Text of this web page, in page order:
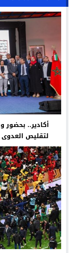
أكادير.. بحضور
لتقليص العدوى